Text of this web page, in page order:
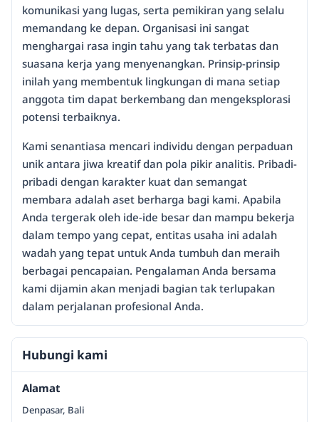
komunikasi yang lugas, serta pemikiran yang selalu
memandang ke depan. Organisasi ini sangat
menghargai rasa ingin tahu yang tak terbatas dan
suasana kerja yang menyenangkan. Prinsip-prinsip
inilah yang membentuk lingkungan di mana setiap
anggota tim dapat berkembang dan mengeksplorasi
potensi terbaiknya.
Kami senantiasa mencari individu dengan perpaduan
unik antara jiwa kreatif dan pola pikir analitis. Pribadi-
pribadi dengan karakter kuat dan semangat
membara adalah aset berharga bagi kami. Apabila
Anda tergerak oleh ide-ide besar dan mampu bekerja
dalam tempo yang cepat, entitas usaha ini adalah
wadah yang tepat untuk Anda tumbuh dan meraih
berbagai pencapaian. Pengalaman Anda bersama
kami dijamin akan menjadi bagian tak terlupakan
dalam perjalanan profesional Anda.
Hubungi kami
Alamat
Denpasar, Bali